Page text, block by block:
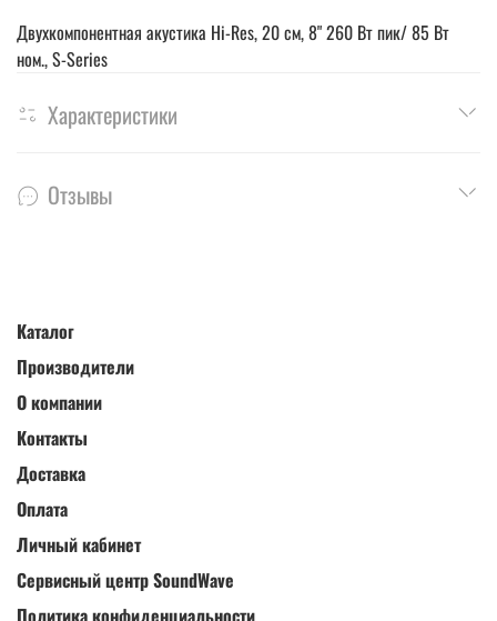
Двухкомпонентная акустика Hi-Res, 20 см, 8" 260 Вт пик/ 85 Вт
ном., S-Series
Характеристики
Отзывы
Каталог
Производители
О компании
Контакты
Доставка
Оплата
Личный кабинет
Сервисный центр SoundWave
Политика конфиденциальности